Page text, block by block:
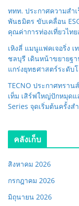
ททท. ประกาศความสำ
พันธมิตร ขับเคลื่อน
คุณค่าการท่องเที่ยวไท
เหิงลี่ แมนูแฟคเจอริ่ง
ชลบุรี เดินหน้าขยายฐา
แกร่งยุทธศาสตร์ระดับ
TECNO ประกาศทรา
เท็ม เสิร์ฟใหญ่ปักหมุดแ
Series จุดเริ่มต้นครั้งส
คลังเก็บ
สิงหาคม 2026
กรกฎาคม 2026
มิถุนายน 2026